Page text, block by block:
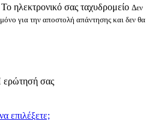
Το ηλεκτρονικό σας ταχυδρομείο Δεν
για την αποστολή απάντησης και δεν θα
σας